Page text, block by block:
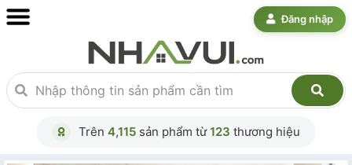
Đăng nhập
Trên 4,115 sản phẩm từ123 thương hiệu